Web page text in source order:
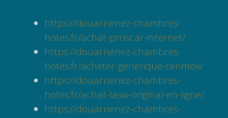
https://douarnenez-chambres-
hotes.fr/achat-proscar-internet/
https://douarnenez-chambres-
hotes.fr/acheter-generique-cenmox/
https://douarnenez-chambres-
hotes.fr/achat-lasix-original-en-ligne/
https://douarnenez-chambres-